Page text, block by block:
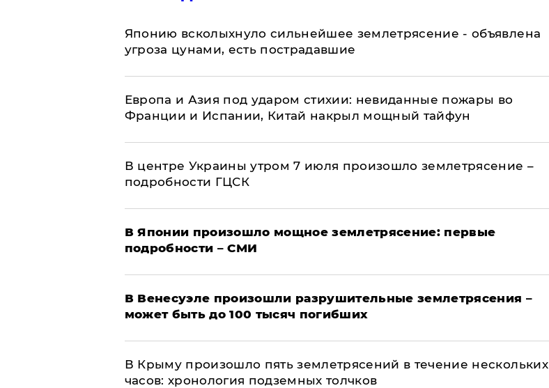
Японию всколыхнуло сильнейшее землетрясение - объявлена
угроза цунами, есть пострадавшие
Европа и Азия под ударом стихии: невиданные пожары во
Франции и Испании, Китай накрыл мощный тайфун
В центре Украины утром 7 июля произошло землетрясение –
подробности ГЦСК
В Японии произошло мощное землетрясение: первые
подробности – СМИ
В Венесуэле произошли разрушительные землетрясения –
может быть до 100 тысяч погибших
В Крыму произошло пять землетрясений в течение нескольких
часов: хронология подземных толчков